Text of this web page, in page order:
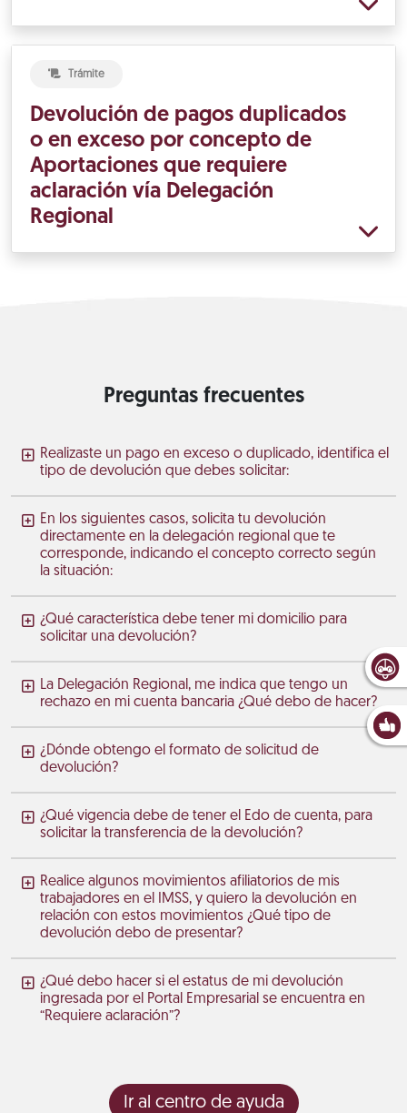
Trámite
Devolución de pagos duplicados
o en exceso por concepto de
Aportaciones que requiere
aclaración vía Delegación
Regional
Preguntas frecuentes
Realizaste un pago en exceso o duplicado, identifica el
tipo de devolución que debes solicitar:
En los siguientes casos, solicita tu devolución
directamente en la delegación regional que te
corresponde, indicando el concepto correcto según
la situación:
¿Qué característica debe tener mi domicilio para
solicitar una devolución?
La Delegación Regional, me indica que tengo un
rechazo en mi cuenta bancaria ¿Qué debo de hacer?
¿Dónde obtengo el formato de solicitud de
devolución?
¿Qué vigencia debe de tener el Edo de cuenta, para
solicitar la transferencia de la devolución?
Realice algunos movimientos afiliatorios de mis
trabajadores en el IMSS, y quiero la devolución en
relación con estos movimientos ¿Qué tipo de
devolución debo de presentar?
¿Qué debo hacer si el estatus de mi devolución
ingresada por el Portal Empresarial se encuentra en
“Requiere aclaración”?
Ir al centro de ayuda